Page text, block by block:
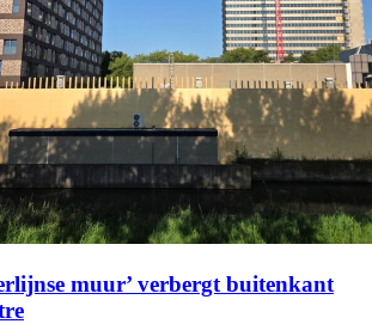
muur’ verbergt buitenkant